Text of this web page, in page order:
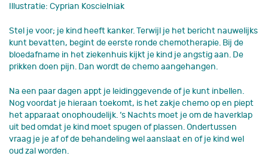
Illustratie: Cyprian Koscielniak
Stel je voor; je kind heeft kanker. Terwijl je het bericht nauwelijks
kunt bevatten, begint de eerste ronde chemotherapie. Bij de
bloedafname in het ziekenhuis kijkt je kind je angstig aan. De
prikken doen pijn. Dan wordt de chemo aangehangen.
Na een paar dagen appt je leidinggevende of je kunt inbellen.
Nog voordat je hieraan toekomt, is het zakje chemo op en piept
het apparaat onophoudelijk. ‘s Nachts moet je om de haverklap
uit bed omdat je kind moet spugen of plassen. Ondertussen
vraag je je af of de behandeling wel aanslaat en of je kind wel
oud zal worden.